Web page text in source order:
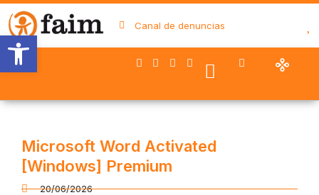
Abrir barra de herramientas
Canal de denuncias
Microsoft Word Activated
[Windows] Premium
20/06/2026